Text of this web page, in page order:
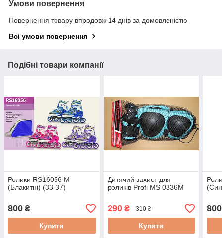
Умови повернення
Повернення товару впродовж 14 днів за домовленістю
Всі умови повернення
Подібні товари компанії
Ролики RS16056 M
(Блакитні) (33-37)
800 ₴
Купити
Дитячий захист для
роликів Profi MS 0336M
290₴ 310 ₴
Купити
800